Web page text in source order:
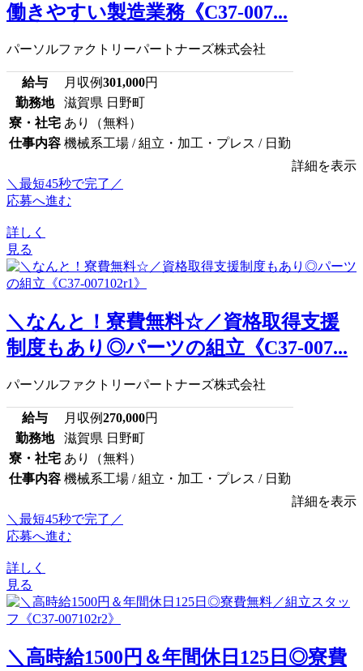
働きやすい製造業務《C37-007...
パーソルファクトリーパートナーズ株式会社
給与 月収例301,000円
勤務地
滋賀県 日野町
寮・社宅 あり（無料）
仕事内容 機械系工場 / 組立・加工・プレス / 日勤
詳細を表示
＼最短45秒で完了／
応募へ進む
詳しく
見る
＼なんと！寮費無料☆／資格取得支援
制度もあり◎パーツの組立《C37-007...
パーソルファクトリーパートナーズ株式会社
給与 月収例270,000円
勤務地
滋賀県 日野町
寮・社宅 あり（無料）
仕事内容 機械系工場 / 組立・加工・プレス / 日勤
詳細を表示
＼最短45秒で完了／
応募へ進む
詳しく
見る
＼高時給1500円＆年間休日125日◎寮費